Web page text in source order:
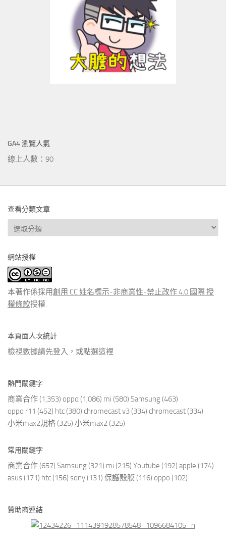
GA4 瀏覽人氣
線上人數：90
查看分類文章
查
看
類
文
章
網站授權
本著作係採用創用 CC 姓名標示-非商業性-禁止改作 4.0 國際 授
權條款授權.
本頁面人次統計
檢視數據請先登入，或點選這裡
熱門關鍵字
商業合作 (1,353) oppo (1,086) mi (580) Samsung (463)
oppo r11 (452) htc (380) chromecast v3 (334) chromecast (334)
小米max2規格 (325) 小米max2 (325)
常用關鍵字
商業合作 (657) Samsung (321) mi (215) Youtube (192) apple (174)
asus (171) htc (156) sony (131) 保護殼膜 (116) oppo (102)
贊助商連結